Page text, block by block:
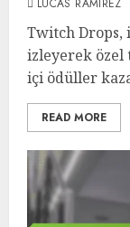
LUCAS RAMIREZ
Twitch Drops,
izleyerek özel
içi ödüller
READ MORE